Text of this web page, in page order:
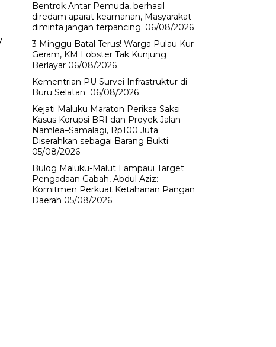
Bentrok Antar Pemuda, berhasil
diredam aparat keamanan, Masyarakat
diminta jangan terpancing. 06/08/2026
3 Minggu Batal Terus! Warga Pulau Kur
Geram, KM Lobster Tak Kunjung
Berlayar 06/08/2026
Kementrian PU Survei Infrastruktur di
Buru Selatan 06/08/2026
Kejati Maluku Maraton Periksa Saksi
Kasus Korupsi BRI dan Proyek Jalan
Namlea–Samalagi, Rp100 Juta
Diserahkan sebagai Barang Bukti
05/08/2026
Bulog Maluku-Malut Lampaui Target
Pengadaan Gabah, Abdul Aziz:
Komitmen Perkuat Ketahanan Pangan
Daerah 05/08/2026